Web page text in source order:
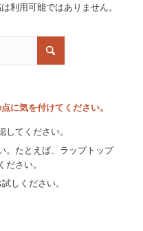
利用可能ではありません。
に気を付けてください。
てください。
。たとえば、ラップトップ
さい。
しください。